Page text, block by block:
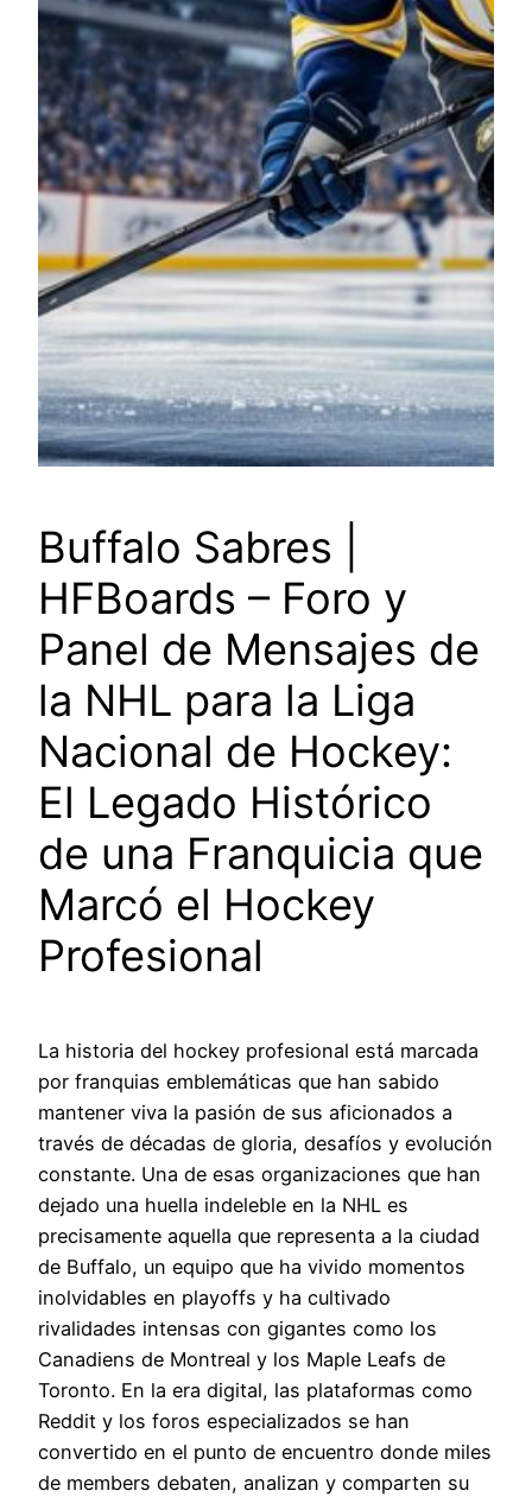
Buffalo Sabres |
HFBoards – Foro y
Panel de Mensajes de
la NHL para la Liga
Nacional de Hockey:
El Legado Histórico
de una Franquicia que
Marcó el Hockey
Profesional
La historia del hockey profesional está marcada
por franquias emblemáticas que han sabido
mantener viva la pasión de sus aficionados a
través de décadas de gloria, desafíos y evolución
constante. Una de esas organizaciones que han
dejado una huella indeleble en la NHL es
precisamente aquella que representa a la ciudad
de Buffalo, un equipo que ha vivido momentos
inolvidables en playoffs y ha cultivado
rivalidades intensas con gigantes como los
Canadiens de Montreal y los Maple Leafs de
Toronto. En la era digital, las plataformas como
Reddit y los foros especializados se han
convertido en el punto de encuentro donde miles
de members debaten, analizan y comparten su